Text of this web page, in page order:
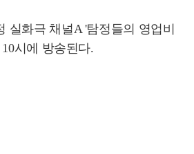
실화극 채널A '탐정들의 영업비
시에 방송된다.